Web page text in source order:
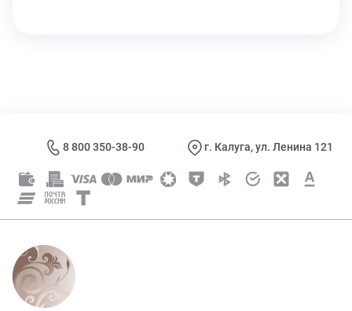
8 800 350-38-90 г. Калуга, ул. Ленина 121